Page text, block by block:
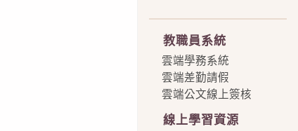
教職員系統
雲端學務系統
雲端差勤請假
雲端公文線上簽核
線上學習資源